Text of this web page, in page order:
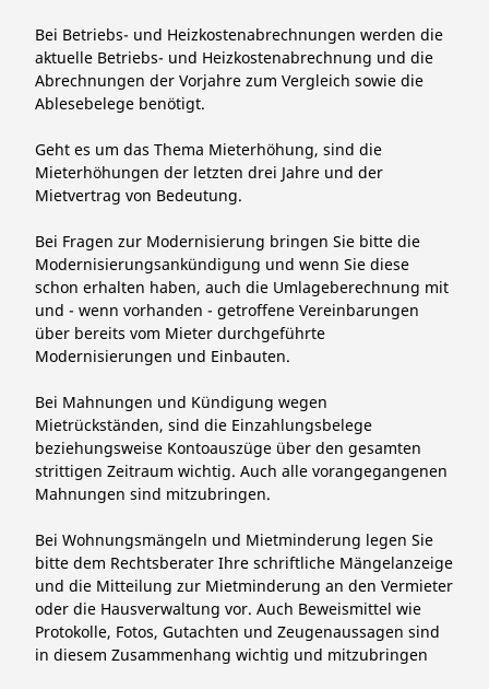
Bei Betriebs- und Heizkostenabrechnungen werden die
aktuelle Betriebs- und Heizkostenabrechnung und die
Abrechnungen der Vorjahre zum Vergleich sowie die
Ablesebelege benötigt.
Geht es um das Thema Mieterhöhung, sind die
Mieterhöhungen der letzten drei Jahre und der
Mietvertrag von Bedeutung.
Bei Fragen zur Modernisierung bringen Sie bitte die
Modernisierungsankündigung und wenn Sie diese
schon erhalten haben, auch die Umlageberechnung mit
und - wenn vorhanden - getroffene Vereinbarungen
über bereits vom Mieter durchgeführte
Modernisierungen und Einbauten.
Bei Mahnungen und Kündigung wegen
Mietrückständen, sind die Einzahlungsbelege
beziehungsweise Kontoauszüge über den gesamten
strittigen Zeitraum wichtig. Auch alle vorangegangenen
Mahnungen sind mitzubringen.
Bei Wohnungsmängeln und Mietminderung legen Sie
bitte dem Rechtsberater Ihre schriftliche Mängelanzeige
und die Mitteilung zur Mietminderung an den Vermieter
oder die Hausverwaltung vor. Auch Beweismittel wie
Protokolle, Fotos, Gutachten und Zeugenaussagen sind
in diesem Zusammenhang wichtig und mitzubringen